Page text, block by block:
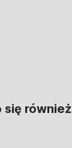
się również